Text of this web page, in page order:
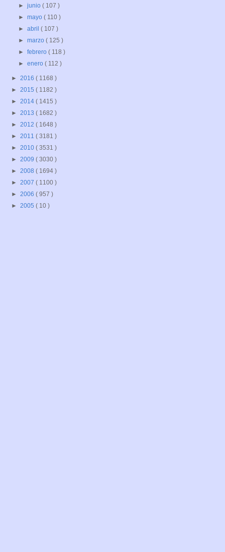
►junio( 107 )
►mayo( 110 )
►abril( 107 )
►marzo( 125 )
►febrero( 118 )
►enero( 112 )
► 2016 ( 1168 )
► 2015 ( 1182 )
► 2014 ( 1415 )
► 2013 ( 1682 )
► 2012 ( 1648 )
► 2011 ( 3181 )
► 2010 ( 3531 )
► 2009 ( 3030 )
► 2008 ( 1694 )
► 2007 ( 1100 )
► 2006 ( 957 )
► 2005 ( 10 )